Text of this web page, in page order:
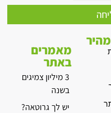
מהיר
מאמרים
באתר
3 מיליון צמיגים
בשנה
יש לך גרוטאה?